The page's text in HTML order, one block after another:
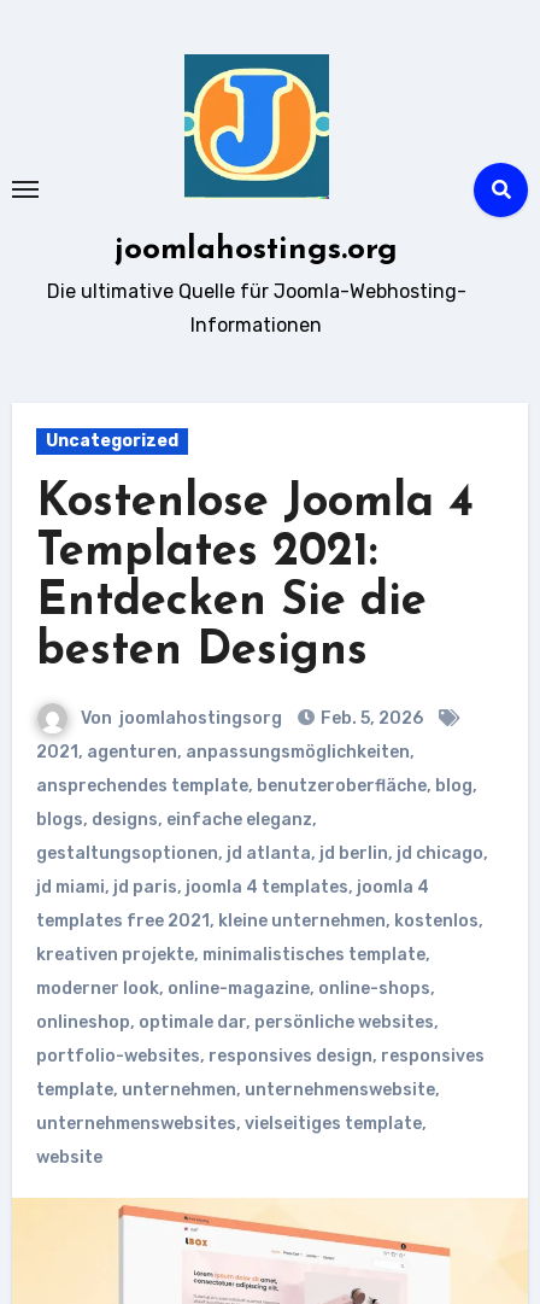
joomlahostings.org
Die ultimative Quelle für Joomla-Webhosting-
Informationen
Uncategorized
Kostenlose Joomla 4
Templates 2021:
Entdecken Sie die
besten Designs
Von joomlahostingsorg
Feb. 5, 2026
2021, agenturen, anpassungsmöglichkeiten,
ansprechendes template, benutzeroberfläche, blog,
blogs, designs, einfache eleganz,
gestaltungsoptionen, jd atlanta, jd berlin, jd chicago,
jd miami, jd paris, joomla 4 templates, joomla 4
templates free 2021, kleine unternehmen, kostenlos,
kreativen projekte, minimalistisches template,
moderner look, online-magazine, online-shops,
onlineshop, optimale dar, persönliche websites,
portfolio-websites, responsives design, responsives
template, unternehmen, unternehmenswebsite,
unternehmenswebsites, vielseitiges template,
website